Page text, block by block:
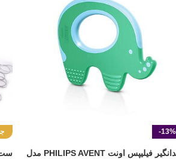
-13%
دندانگیر فیلیپس اونت PHILIPS AVENT مدل
ست